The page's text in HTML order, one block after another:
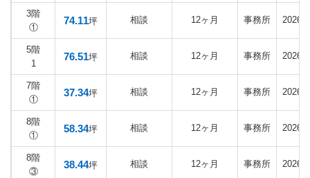
3階
①
74.11坪 相談 12ヶ月 事務所 2026
5階
1
76.51坪 相談 12ヶ月 事務所 2026
7階
①
37.34坪 相談 12ヶ月 事務所 2026
8階
①
58.34坪 相談 12ヶ月 事務所 2026
8階
③
38.44坪 相談 12ヶ月 事務所 2026